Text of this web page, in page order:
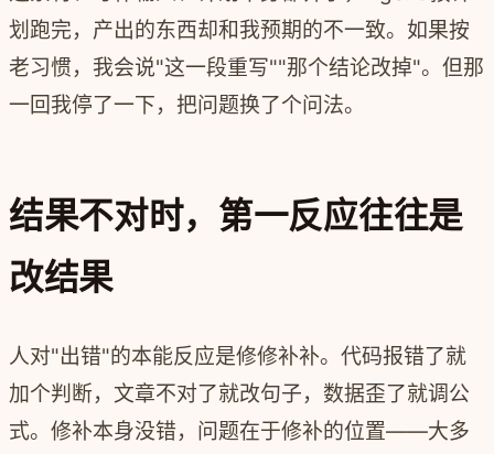
划跑完，产出的东西却和我预期的不一致。如果按
老习惯，我会说"这一段重写""那个结论改掉"。但那
一回我停了一下，把问题换了个问法。
结果不对时，第一反应往往是
改结果
人对"出错"的本能反应是修修补补。代码报错了就
加个判断，文章不对了就改句子，数据歪了就调公
式。修补本身没错，问题在于修补的位置——大多